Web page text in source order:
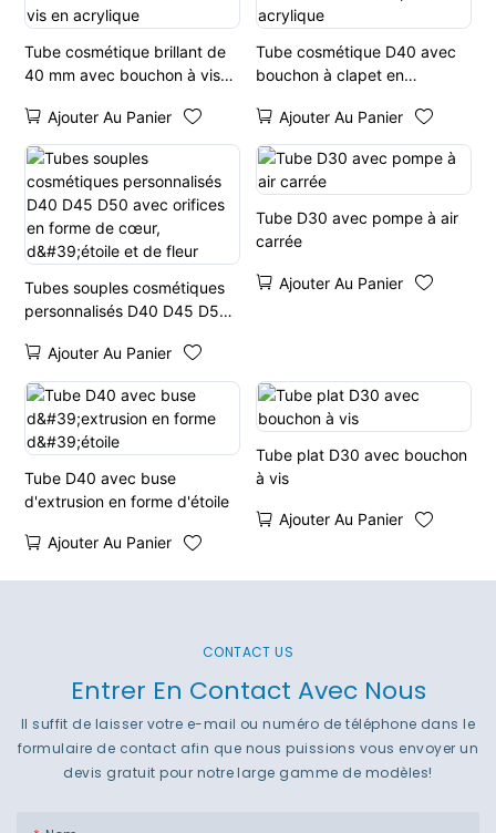
Tube cosmétique brillant de
40 mm avec bouchon à vis
Ajouter Au Panier
Tube cosmétique D40 avec
bouchon à clapet en
Ajouter Au Panier
Tubes souples cosmétiques
personnalisés D40 D45 D50
cœur, d'étoile et de fleur
Ajouter Au Panier
Tube D30 avec pompe à air
carrée
Ajouter Au Panier
Tube D40 avec buse
d'extrusion en forme d'étoile
Ajouter Au Panier
Tube plat D30 avec bouchon
à vis
Ajouter Au Panier
CONTACT US
Entrer En Contact Avec Nous
Il suffit de laisser votre e-mail ou numéro de téléphone dans le
formulaire de contact afin que nous puissions vous envoyer un
devis gratuit pour notre large gamme de modèles!